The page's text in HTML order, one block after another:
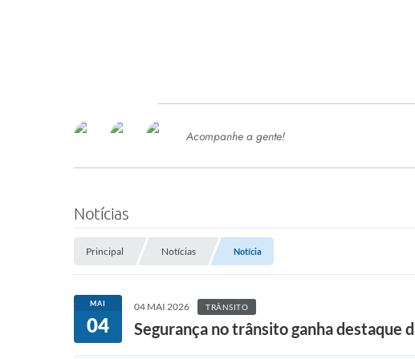
SERVIÇOS
SEMED
Processo de Contratação -
Concursos e Processos Seletivos
Esporte
Acompanhe a gente!
Notícias
Principal Notícias Notícia
MAI
04
04 MAI 2026 TRÂNSITO
Segurança no trânsito ganha destaque